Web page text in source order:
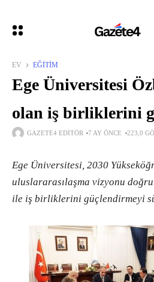
EV EĞITIM
Ege Üniversitesi
olan iş birliklerini
GAZETE4 EDITÖR 7 AY ÖNCE 223,0
Ege Üniversitesi, 2030
uluslararasılaşma vizyonu
ile iş birliklerini güçlendirmeyi